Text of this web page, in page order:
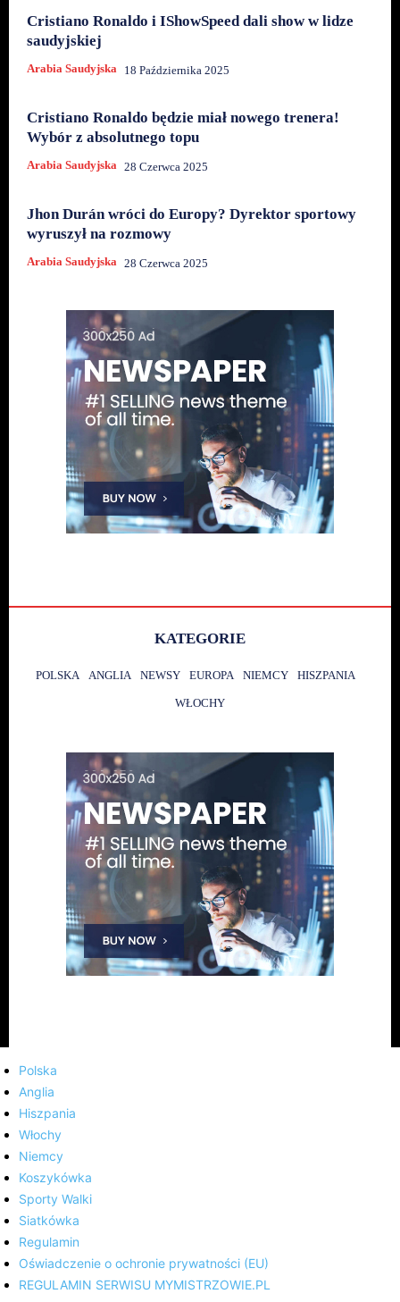
Cristiano Ronaldo i IShowSpeed dali show w lidze
saudyjskiej
Arabia Saudyjska 18 Października 2025
Cristiano Ronaldo będzie miał nowego trenera!
Wybór z absolutnego topu
Arabia Saudyjska 28 Czerwca 2025
Jhon Durán wróci do Europy? Dyrektor sportowy
wyruszył na rozmowy
Arabia Saudyjska 28 Czerwca 2025
KATEGORIE
POLSKA ANGLIA NEWSY EUROPA NIEMCY HISZPANIA
WŁOCHY
Polska
Anglia
Hiszpania
Włochy
Niemcy
Koszykówka
Sporty Walki
Siatkówka
Regulamin
Oświadczenie o ochronie prywatności (EU)
REGULAMIN SERWISU MYMISTRZOWIE.PL